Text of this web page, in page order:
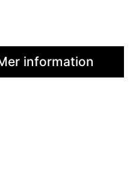
information